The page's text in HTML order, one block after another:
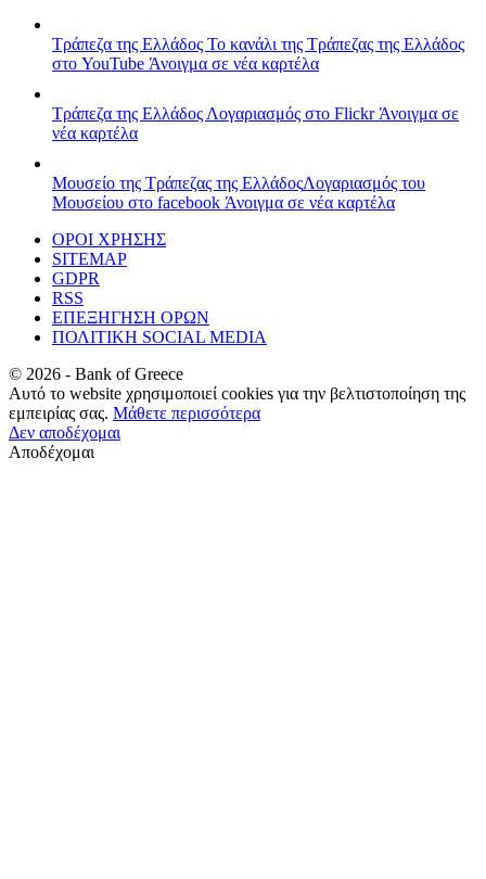
Τράπεζα της Ελλάδος Το κανάλι της Τράπεζας της Ελλάδος
στο YouTube Άνοιγμα σε νέα καρτέλα
Τράπεζα της Ελλάδος Λογαριασμός στο FlickrΆνοιγμα σε
νέα καρτέλα
Μουσείο της Τράπεζας της ΕλλάδοςΛογαριασμός του
Μουσείου στο facebook Άνοιγμα σε νέα καρτέλα
ΟΡΟΙ ΧΡΗΣΗΣ
SITEMAP
GDPR
RSS
ΕΠΕΞΗΓΗΣΗ ΟΡΩΝ
ΠΟΛΙΤΙΚΗ SOCIAL MEDIA
© 2026 - Bank of Greece
Αυτό το website χρησιμοποιεί cookies για την βελτιστοποίηση της
εμπειρίας σας. Μάθετε περισσότερα
Δεν αποδέχομαι
Αποδέχομαι